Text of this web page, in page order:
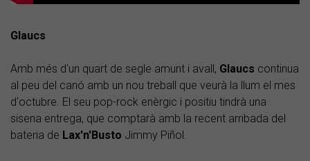
Glaucs
Amb més d'un quart de segle amunt i avall, Glaucs continua
al peu del canó amb un nou treball que veurà la llum el mes
d'octubre. El seu pop-rock enèrgic i positiu tindrà una
sisena entrega, que comptarà amb la recent arribada del
bateria de Lax'n'Busto Jimmy Piñol.